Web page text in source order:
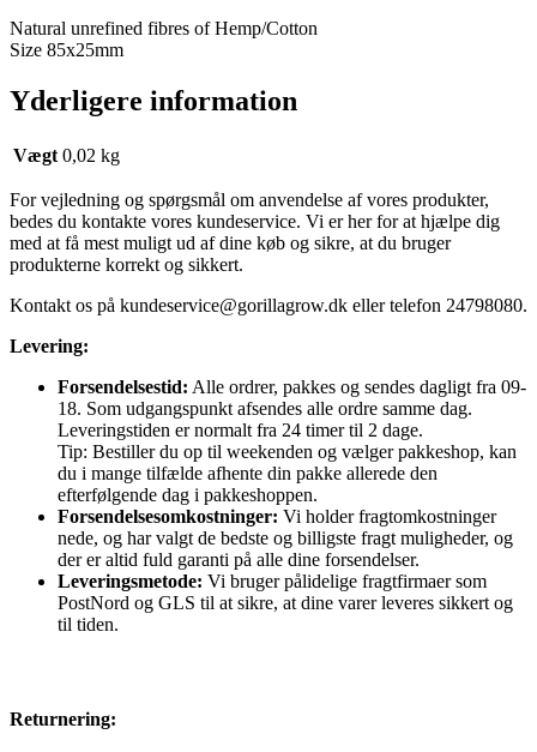
Natural unrefined fibres of Hemp/Cotton
Size 85x25mm
Yderligere information
Vægt 0,02 kg
For vejledning og spørgsmål om anvendelse af vores produkter,
bedes du kontakte vores kundeservice. Vi er her for at hjælpe dig
med at få mest muligt ud af dine køb og sikre, at du bruger
produkterne korrekt og sikkert.
Kontakt os på kundeservice@gorillagrow.dk eller telefon 24798080.
Levering:
Forsendelsestid: Alle ordrer, pakkes og sendes dagligt fra 09-
18. Som udgangspunkt afsendes alle ordre samme dag.
Leveringstiden er normalt fra 24 timer til 2 dage.
Tip: Bestiller du op til weekenden og vælger pakkeshop, kan
du i mange tilfælde afhente din pakke allerede den
efterfølgende dag i pakkeshoppen.
Forsendelsesomkostninger: Vi holder fragtomkostninger
nede, og har valgt de bedste og billigste fragt muligheder, og
der er altid fuld garanti på alle dine forsendelser.
Leveringsmetode: Vi bruger pålidelige fragtfirmaer som
PostNord og GLS til at sikre, at dine varer leveres sikkert og
til tiden.
Returnering: